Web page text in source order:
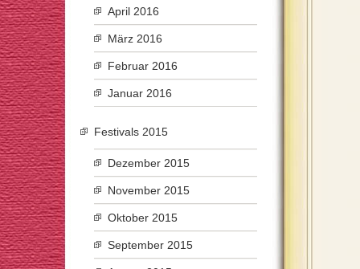
April 2016
März 2016
Februar 2016
Januar 2016
Festivals 2015
Dezember 2015
November 2015
Oktober 2015
September 2015